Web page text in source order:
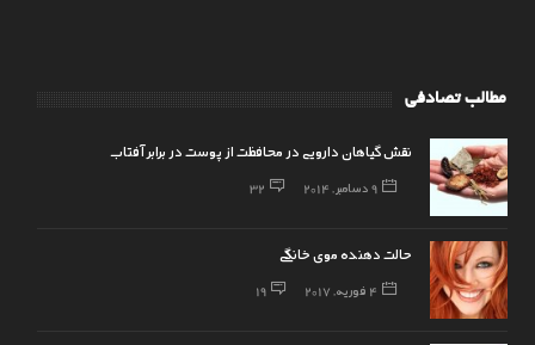
مطالب تصادفی
نقش گیاهان دارویی در محافظت از پوست در برابر آفتاب
9 دسامبر, 2014 32
حالت دهنده موی خانگی
4 فوریه, 2017 19